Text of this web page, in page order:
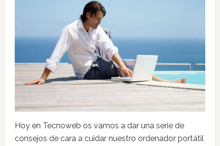
Hoy en Tecnoweb os vamos a dar una serie de
consejos de cara a cuidar nuestro ordenador portátil